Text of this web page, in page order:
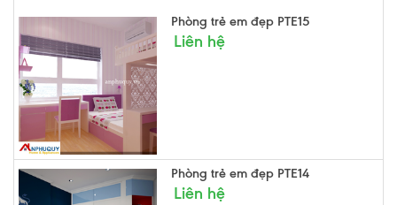
Phòng trẻ em đẹp PTE15
Liên hệ
Phòng trẻ em đẹp PTE14
Liên hệ